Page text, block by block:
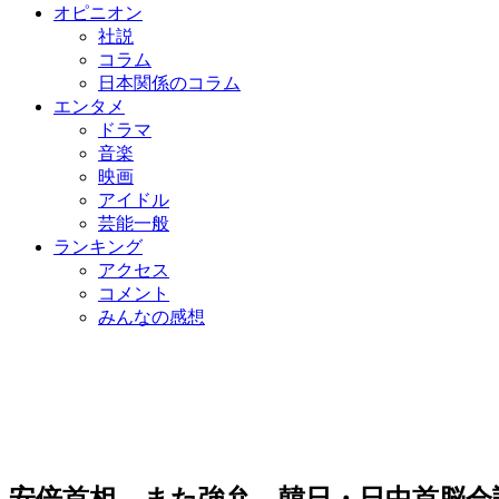
オピニオン
社説
コラム
日本関係のコラム
エンタメ
ドラマ
音楽
映画
アイドル
芸能一般
ランキング
アクセス
コメント
みんなの感想